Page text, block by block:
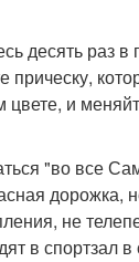
десять раз в
и
"во все
дорожка,
не
в спортзал